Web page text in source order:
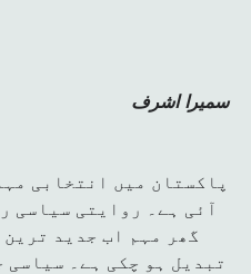
سمیرا اشرف
پاکستان میں انتخابی
آئی ہے۔ روایتی سیاسی
گھر مہم اب جدید
تبدیل ہو چکی ہے۔